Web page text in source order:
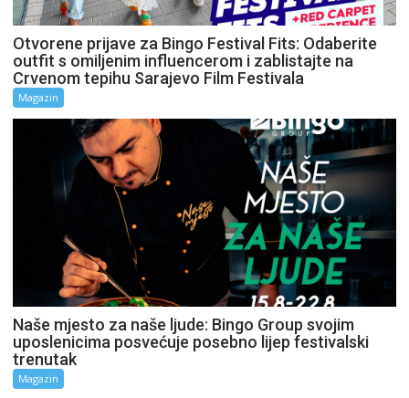
Otvorene prijave za Bingo Festival Fits: Odaberite
outfit s omiljenim influencerom i zablistajte na
Crvenom tepihu Sarajevo Film Festivala
Magazin
Naše mjesto za naše ljude: Bingo Group svojim
uposlenicima posvećuje posebno lijep festivalski
trenutak
Magazin